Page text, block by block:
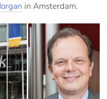
in Amsterdam.